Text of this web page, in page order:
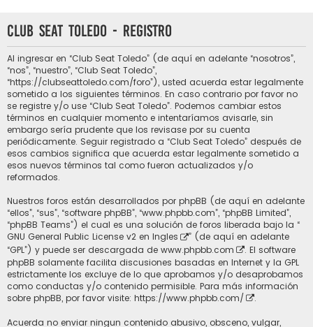
Club Seat Toledo - Registro
Al ingresar en “Club Seat Toledo” (de aquí en adelante “nosotros”,
“nos”, “nuestro”, “Club Seat Toledo”,
“https://clubseattoledo.com/foro”), usted acuerda estar legalmente
sometido a los siguientes términos. En caso contrario por favor no
se registre y/o use “Club Seat Toledo”. Podemos cambiar estos
términos en cualquier momento e intentaríamos avisarle, sin
embargo sería prudente que los revisase por su cuenta
periódicamente. Seguir registrado a “Club Seat Toledo” después de
esos cambios significa que acuerda estar legalmente sometido a
esos nuevos términos tal como fueron actualizados y/o
reformados.
Nuestros foros están desarrollados por phpBB (de aquí en adelante
“ellos”, “sus”, “software phpBB”, “www.phpbb.com”, “phpBB Limited”,
“phpBB Teams”) el cual es una solución de foros liberada bajo la “
GNU General Public License v2 en Ingles
” (de aquí en adelante
“GPL”) y puede ser descargada de www.phpbb.com
. El software
phpBB solamente facilita discusiones basadas en Internet y la GPL
estrictamente los excluye de lo que aprobamos y/o desaprobamos
como conductas y/o contenido permisible. Para más información
sobre phpBB, por favor visite: https://www.phpbb.com/ .
Acuerda no enviar ningun contenido abusivo, obsceno, vulgar,